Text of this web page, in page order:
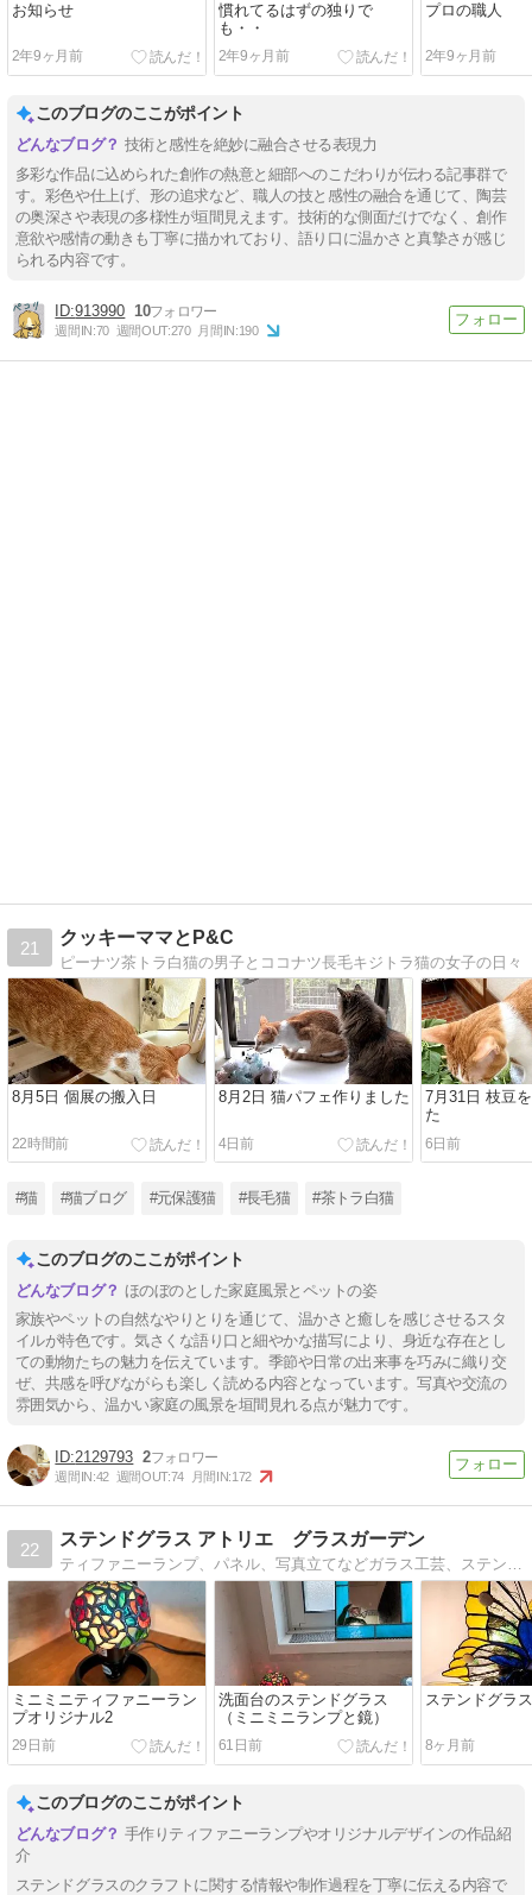
お知らせ
2年9ヶ月前
慣れてるはずの独りで
も・・
2年9ヶ月前
プロの職人
2年9ヶ月前
このブログのここがポイント
技術と感性を絶妙に融合させる表現力
多彩な作品に込められた創作の熱意と細部へのこだわりが伝わる記事群で
す。彩色や仕上げ、形の追求など、職人の技と感性の融合を通じて、陶芸
の奥深さや表現の多様性が垣間見えます。技術的な側面だけでなく、創作
意欲や感情の動きも丁寧に描かれており、語り口に温かさと真摯さが感じ
られる内容です。
913990 10
週間IN:70 週間OUT:270 月間IN:190
21
クッキーママとP&C
ピーナツ茶トラ白猫の男子とココナツ長毛キジトラ猫の女子の日々
8月5日 個展の搬入日
22時間前
8月2日 猫パフェ作りました
4日前
7月31日 枝豆
た
6日前
#猫 #猫ブログ #元保護猫 #長毛猫 #茶トラ白猫
このブログのここがポイント
ほのぼのとした家庭風景とペットの姿
家族やペットの自然なやりとりを通じて、温かさと癒しを感じさせるスタ
イルが特色です。気さくな語り口と細やかな描写により、身近な存在とし
ての動物たちの魅力を伝えています。季節や日常の出来事を巧みに織り交
ぜ、共感を呼びながらも楽しく読める内容となっています。写真や交流の
雰囲気から、温かい家庭の風景を垣間見れる点が魅力です。
2129793 2
週間IN:42 週間OUT:74 月間IN:172
22
ステンドグラス アトリエ グラスガーデン
ミニミニティファニーラン
プオリジナル2
29日前
洗面台のステンドグラス
（ミニミニランプと鏡）
61日前
ステンドグラ
8ヶ月前
このブログのここがポイント
手作りティファニーランプやオリジナルデザインの作品紹
介
ステンドグラスのクラフトに関する情報や制作過程を丁寧に伝える内容で